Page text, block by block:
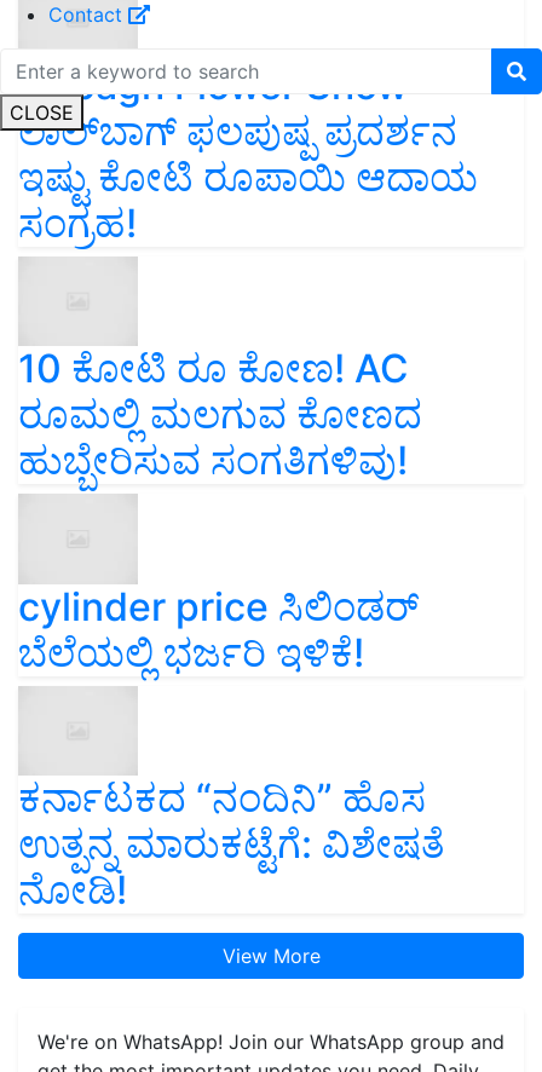
Contact
CLOSE
Lalbagh Flower Show
ಲಾಲ್‌ಬಾಗ್ ಫಲಪುಷ್ಪ ಪ್ರದರ್ಶನ
ಇಷ್ಟು ಕೋಟಿ ರೂಪಾಯಿ ಆದಾಯ
ಸಂಗ್ರಹ!
10 ಕೋಟಿ ರೂ ಕೋಣ! AC
ರೂಮಲ್ಲಿ ಮಲಗುವ ಕೋಣದ
ಹುಬ್ಬೇರಿಸುವ ಸಂಗತಿಗಳಿವು!
cylinder price ಸಿಲಿಂಡರ್‌
ಬೆಲೆಯಲ್ಲಿ ಭರ್ಜರಿ ಇಳಿಕೆ!
ಕರ್ನಾಟಕದ “ನಂದಿನಿ” ಹೊಸ
ಉತ್ಪನ್ನ ಮಾರುಕಟ್ಟೆಗೆ: ವಿಶೇಷತೆ
ನೋಡಿ!
View More
We're on WhatsApp! Join our WhatsApp group and